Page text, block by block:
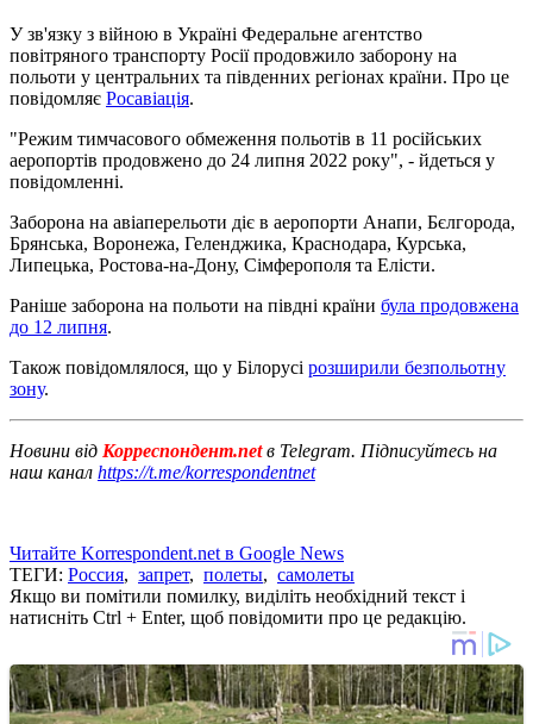
У зв'язку з війною в Україні Федеральне агентство
повітряного транспорту Росії продовжило заборону на
польоти у центральних та південних регіонах країни. Про це
повідомляє Росавіація.
"Режим тимчасового обмеження польотів в 11 російських
аеропортів продовжено до 24 липня 2022 року", - йдеться у
повідомленні.
Заборона на авіаперельоти діє в аеропорти Анапи, Бєлгорода,
Брянська, Воронежа, Геленджика, Краснодара, Курська,
Липецька, Ростова-на-Дону, Сімферополя та Елісти.
Раніше заборона на польоти на півдні країни була продовжена
до 12 липня.
Також повідомлялося, що у Білорусі розширили безпольотну
зону.
Новини від Корреспондент.netв Telegram. Підписуйтесь на
наш канал https://t.me/korrespondentnet
Читайте Korrespondent.net в Google News
ТЕГИ: Россия, запрет, полеты, самолеты
Якщо ви помітили помилку, виділіть необхідний текст і
натисніть Ctrl + Enter, щоб повідомити про це редакцію.